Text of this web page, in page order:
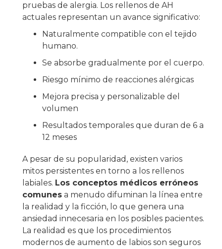
pruebas de alergia. Los rellenos de AH
actuales representan un avance significativo:
Naturalmente compatible con el tejido
humano.
Se absorbe gradualmente por el cuerpo.
Riesgo mínimo de reacciones alérgicas
Mejora precisa y personalizable del
volumen
Resultados temporales que duran de 6 a
12 meses
A pesar de su popularidad, existen varios
mitos persistentes en torno a los rellenos
labiales. Los conceptos médicos erróneos
comunes a menudo difuminan la línea entre
la realidad y la ficción, lo que genera una
ansiedad innecesaria en los posibles pacientes.
La realidad es que los procedimientos
modernos de aumento de labios son seguros